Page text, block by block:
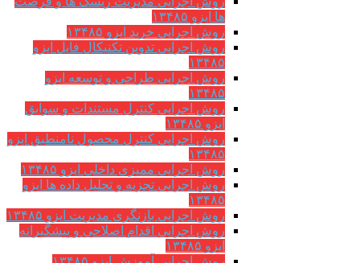
ها ایزو ۱۳۴۸۵
روش اجرایی خرید ایزو ۱۳۴۸۵
روش اجرایی تدوین تکنیکال فایل ایزو
۱۳۴۸۵
روش اجرایی طراحی و توسعه ایزو
۱۳۴۸۵
روش اجرایی کنترل مستندات و سوابق
ایزو ۱۳۴۸۵
روش اجرایی کنترل محصول نامنطبق ایزو
۱۳۴۸۵
روش اجرایی ممیزی داخلی ایزو ۱۳۴۸۵
روش اجرایی تجزیه و تحلیل داده ها ایزو
۱۳۴۸۵
روش اجرایی بازنگری مدیریت ایزو ۱۳۴۸۵
روش اجرایی اقدام اصلاحی و پیشگیرانه
ایزو ۱۳۴۸۵